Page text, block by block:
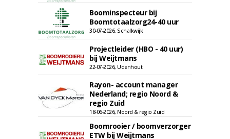
Boominspecteur bij
Boomtotaalzorg24-40 uur
30-07-2026, Schalkwijk
Projectleider (HBO - 40 uur)
bij Weijtmans
22-07-2026, Udenhout
Rayon- account manager
Nederland; regio Noord &
regio Zuid
18-06-2026, Noord & regio Zuid
Boomrooier / boomverzorger
ETW bij Weijtmans